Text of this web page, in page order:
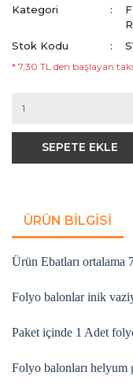
Kategori
Stok Kodu
* 7,30 TL den başlayan
SEPETE EKLE
ÜRÜN BILGISI
Ürün Ebatları ortalama
Folyo balonlar inik
Paket içinde 1 Adet
Folyo balonları helyum